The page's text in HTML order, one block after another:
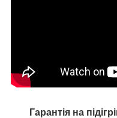
Гарантія на